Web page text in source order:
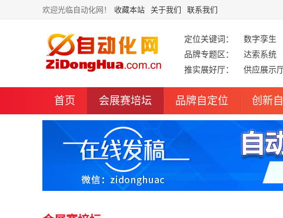
欢迎光临自动化网！ 收藏本站 关于我们 联系我们
定位关键词： 数字孪生
品牌专题区：
达索系统
推实展好厅：
供应展示
首页 会展赛培坛 品牌自定位 创新